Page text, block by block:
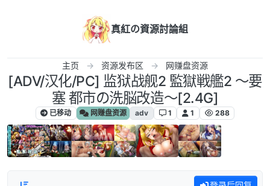
真紅の資源討論組
主页 资源发布区 网赚盘资源
[ADV/汉化/PC] 监狱战舰2 監獄戦艦2 ～要
塞 都市の洗脳改造～[2.4G]
已移动 网赚盘资源 adv 1 1 288